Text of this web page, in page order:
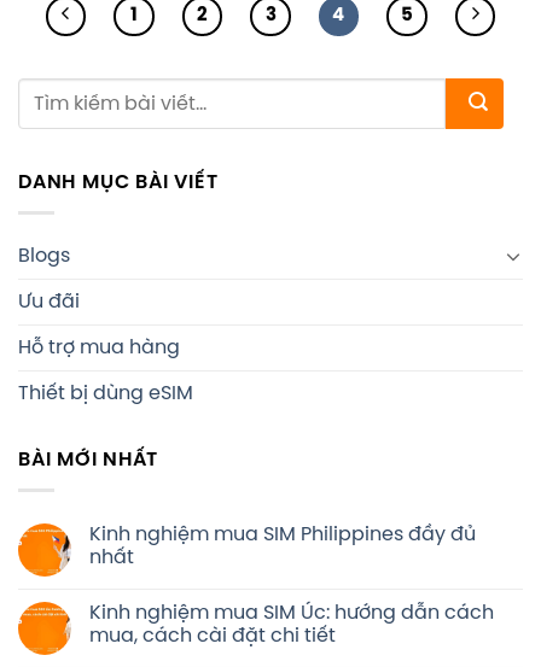
1 2 3 4 5
DANH MỤC BÀI VIẾT
Blogs
Ưu đãi
Hỗ trợ mua hàng
Thiết bị dùng eSIM
BÀI MỚI NHẤT
Kinh nghiệm mua SIM Philippines đầy đủ
nhất
Kinh nghiệm mua SIM Úc: hướng dẫn cách
mua, cách cài đặt chi tiết